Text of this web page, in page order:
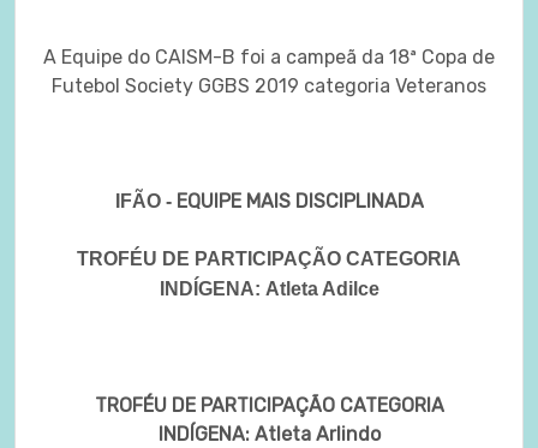
A Equipe do CAISM-B foi a campeã da 18ª Copa de
Futebol Society GGBS 2019 categoria Veteranos
IFÃO - EQUIPE MAIS DISCIPLINADA
TROFÉU DE PARTICIPAÇÃO CATEGORIA
INDÍGENA: Atleta Adilce
TROFÉU DE PARTICIPAÇÃO CATEGORIA
INDÍGENA: Atleta Arlindo